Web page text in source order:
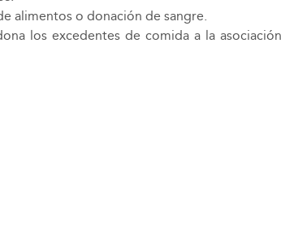
alimentos o donación de sangre.
los excedentes de comida a la